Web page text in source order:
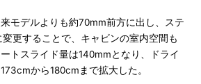
モデルよりも約70mm前方に出し、ステ
更することで、キャビンの室内空間も
トスライド量は140mmとなり、ドライ
から180cmまで拡大した。